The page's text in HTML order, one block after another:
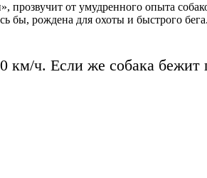
прозвучит от умудренного опыта
бы, рождена для охоты и быстрого
км/ч. Если же собака